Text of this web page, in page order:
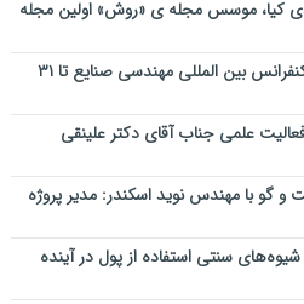
کیا، موسس مجله ی «روش» اولین مجله
مهلت ارسال مقالات هجدهمین کنفرانس بین المللی مهندسی صنایع تا ۳۱
علمی جناب آقای دکتر علینقی
گو با مهندس نوید اسکندر: مدیر پروژه
سنتی استفاده از پول در آینده